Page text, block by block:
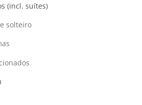
(incl. suítes)
solteiro